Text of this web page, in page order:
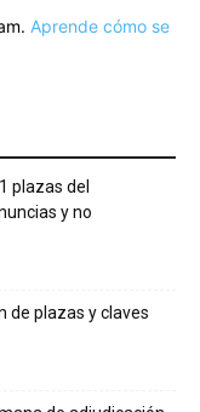
Aprende cómo se
plazas del
y no
de plazas y claves